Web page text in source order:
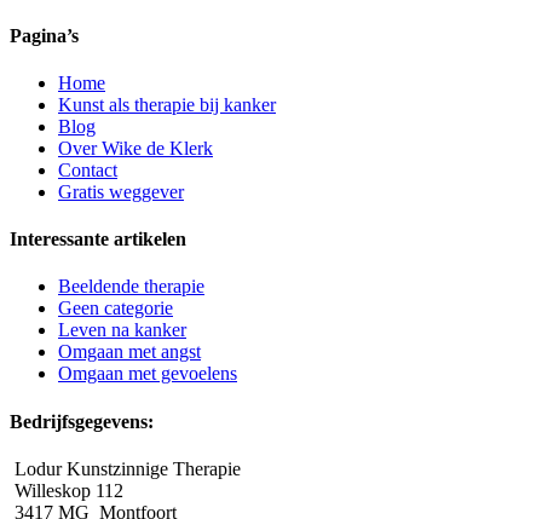
Pagina’s
Home
Kunst als therapie bij kanker
Blog
Over Wike de Klerk
Contact
Gratis weggever
Interessante artikelen
Beeldende therapie
Geen categorie
Leven na kanker
Omgaan met angst
Omgaan met gevoelens
Bedrijfsgegevens:
Lodur Kunstzinnige Therapie
Willeskop 112
3417 MG Montfoort